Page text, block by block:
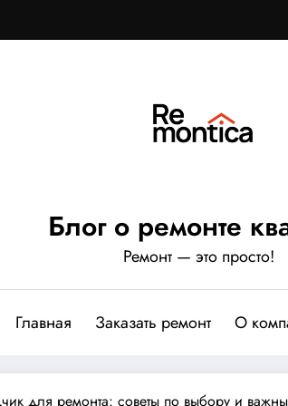
Блог о ремонте
Ремонт — это просто!
Главная Заказать ремонт О
для ремонта: советы по выбору и